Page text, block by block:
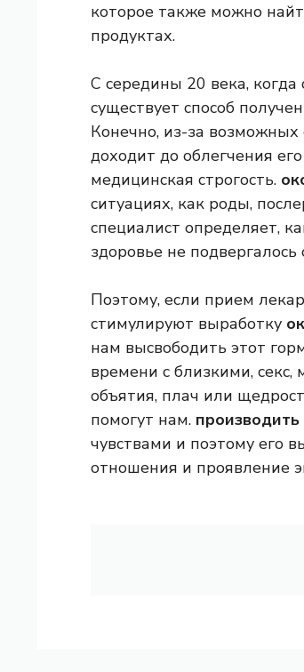
которое также можно
продуктах.
С середины 20 века, когда
существует способ
Конечно, из-за
доходит до облегчения
медицинская строгость.
ситуациях, как роды,
специалист определяет,
здоровье не подвергалось
Поэтому, если прием
стимулируют выработку
нам высвободить этот
времени с близкими,
объятия, плач или
помогут нам.
чувствами и поэтому его
отношения и проявление